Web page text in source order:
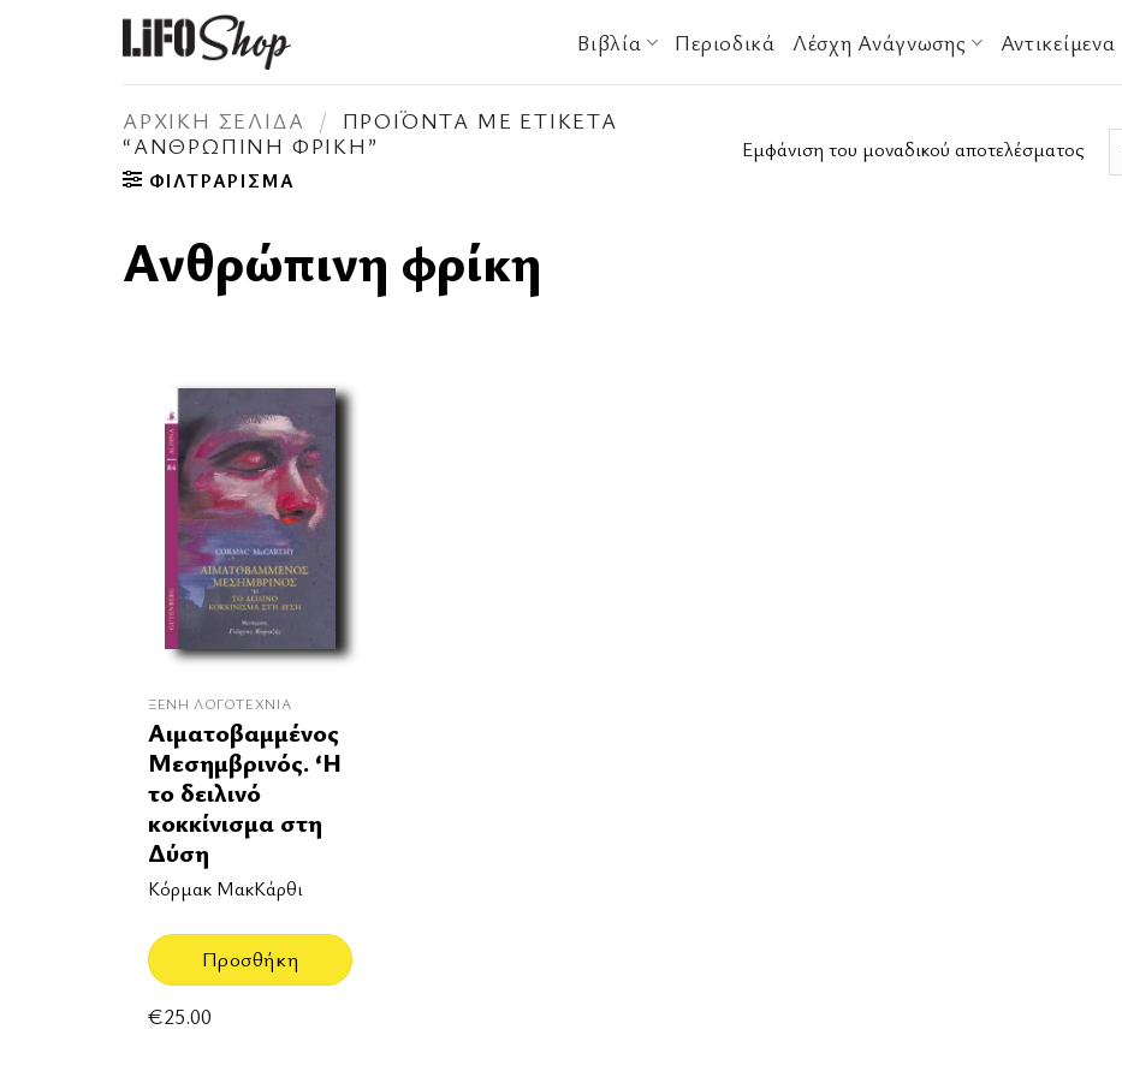
Βιβλία Περιοδικά Λέσχη Ανάγνωσης Αντικείμενα
ΑΡΧΙΚΉ ΣΕΛΊΔΑ /
ΠΡΟΪΌΝΤΑ ΜΕ ΕΤΙΚΈΤΑ
“ΑΝΘΡΏΠΙΝΗ ΦΡΊΚΗ”
ΦΙΛΤΡΆΡΙΣΜΑ
Εμφάνιση του μοναδικού αποτελέσματος
Ανθρώπινη φρίκη
ΞΈΝΗ ΛΟΓΟΤΕΧΝΊΑ
Αιματοβαμμένος
Μεσημβρινός. ‘Η
το δειλινό
κοκκίνισμα στη
Δύση
Κόρμακ ΜακΚάρθι
Προσθήκη
€25.00